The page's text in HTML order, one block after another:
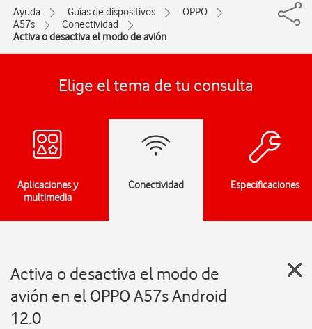
Ayuda Guías de dispositivos
OPPO
A57s
Conectividad
Activa o desactiva el modo de avión
Elige el tema de tu consulta
Aplicaciones y
multimedia
Conectividad Especificaciones
Activa o desactiva el modo de
avión en el OPPO A57s Android
12.0